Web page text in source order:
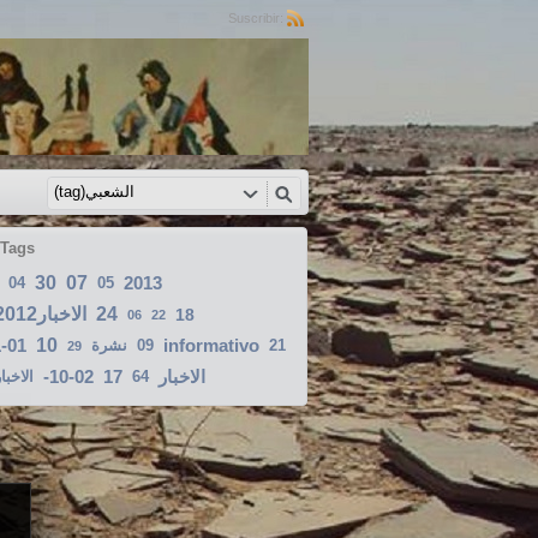
Suscribir:
04 30 07 05 2013
الاخبار2012-02-05
24 06 22 18
01 10 29 نشرة 09 informativo 21
-10-02 17 64 الاخبار